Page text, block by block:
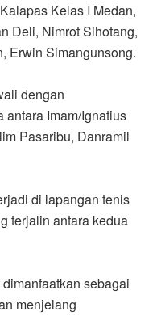
Kelas I Medan,
Deli, Nimrot Sihotang,
Erwin Simangunsong.
dengan
antara Imam/Ignatius
Pasaribu, Danramil
di lapangan tenis
terjalin antara kedua
sebagai
menjelang